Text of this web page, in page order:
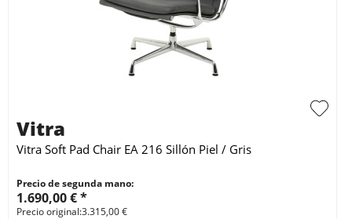
Vitra
Vitra Soft Pad Chair EA 216 Sillón Piel / Gris
Precio de segunda mano:
1.690,00 € *
Precio original:3.315,00 €